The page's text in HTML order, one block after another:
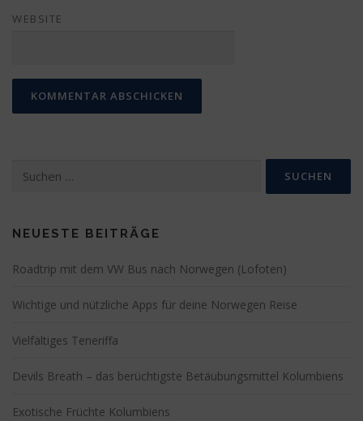
WEBSITE
nach:
NEUESTE BEITRÄGE
Roadtrip mit dem VW Bus nach Norwegen (Lofoten)
Wichtige und nützliche Apps für deine Norwegen Reise
Vielfältiges Teneriffa
Devils Breath – das berüchtigste Betäubungsmittel Kolumbiens
Exotische Früchte Kolumbiens